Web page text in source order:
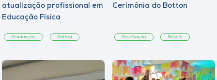
atualização profissional em
Educação Física
Graduação Notícia
Cerimônia do Botton
Graduação Notícia